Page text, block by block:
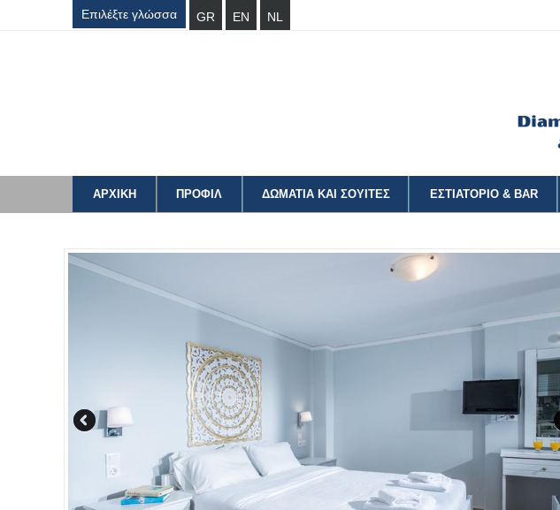
Επιλέξτε γλώσσα GR EN NL
ΑΡΧΙΚΗ ΠΡΟΦΙΛ ΔΩΜΑΤΙΑ ΚΑΙ ΣΟΥΙΤΕΣ ΕΣΤΙΑΤΟΡΙΟ & BAR